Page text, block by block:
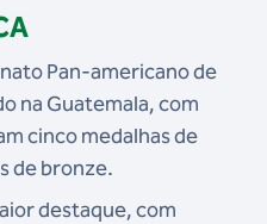
Pan-americano de
na Guatemala, com
cinco medalhas de
de bronze.
destaque, com